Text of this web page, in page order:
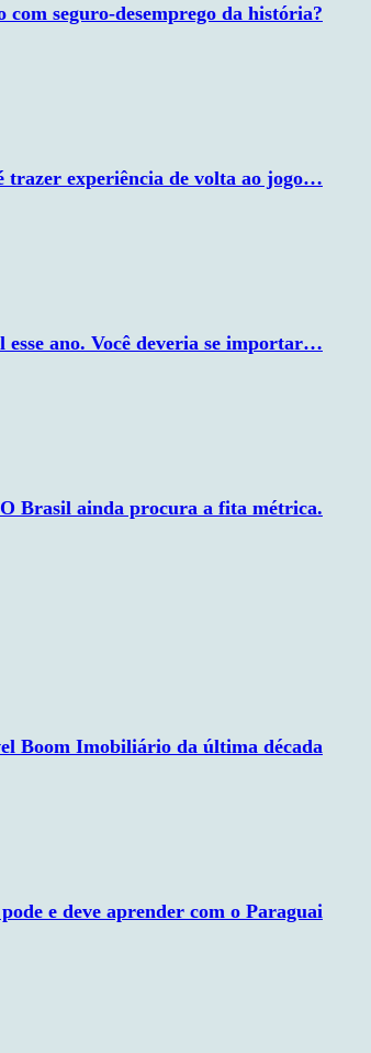
seguro-desemprego da história?
trazer experiência de volta ao jogo…
ano. Você deveria se importar…
Brasil ainda procura a fita métrica.
Boom Imobiliário da última década
e deve aprender com o Paraguai